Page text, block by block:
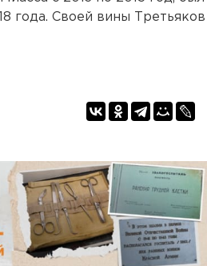
года. Своей вины Третьяков